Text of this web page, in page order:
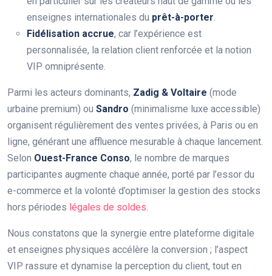
enseignes internationales du prêt-à-porter.
Fidélisation accrue, car l’expérience est
personnalisée, la relation client renforcée et la notion
VIP omniprésente.
Parmi les acteurs dominants, Zadig & Voltaire (mode
urbaine premium) ou Sandro (minimalisme luxe accessible)
organisent régulièrement des ventes privées, à Paris ou en
ligne, générant une affluence mesurable à chaque lancement.
Selon Ouest-France Conso, le nombre de marques
participantes augmente chaque année, porté par l’essor du
e-commerce et la volonté d’optimiser la gestion des stocks
hors périodes légales de soldes.
Nous constatons que la synergie entre plateforme digitale
et enseignes physiques accélère la conversion ; l’aspect
VIP rassure et dynamise la perception du client, tout en